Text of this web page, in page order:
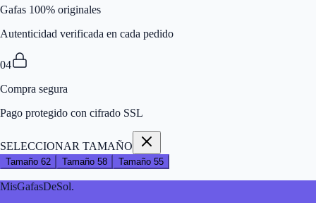
Gafas 100% originales
Autenticidad verificada en cada pedido
04
Compra segura
Pago protegido con cifrado SSL
SELECCIONAR TAMAÑO
Tamaño 62 Tamaño 58 Tamaño 55
MisGafasDeSol.